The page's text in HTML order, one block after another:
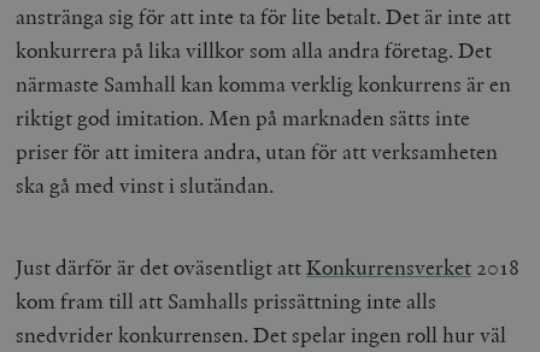
anstränga sig för att inte ta för lite betalt. Det är inte att
konkurrera på lika villkor som alla andra företag. Det
närmaste Samhall kan komma verklig konkurrens är en
riktigt god imitation. Men på marknaden sätts inte
priser för att imitera andra, utan för att verksamheten
ska gå med vinst i slutändan.
Just därför är det oväsentligt attKonkurrensverket 2018
kom fram till att Samhalls prissättning inte alls
snedvrider konkurrensen. Det spelar ingen roll hur väl